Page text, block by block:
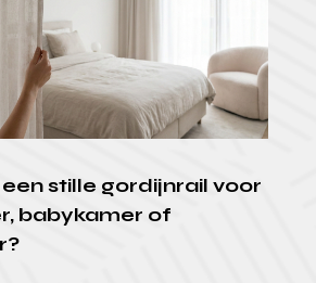
een stille gordijnrail voor
babykamer of